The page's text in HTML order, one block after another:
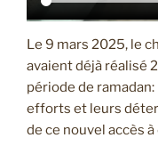
Le 9 mars 2025, le
avaient déjà réalisé
période de
efforts et leurs
de ce nouvel accès à